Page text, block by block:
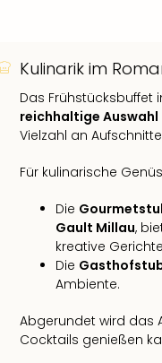
Kulinarik im
Das Frühstücksbuffet
reichhaltige Auswahl
Vielzahl an
Für kulinarische
Die
Gault Millau,
kreative
Die
Ambiente.
Abgerundet wird das
Cocktails genießen